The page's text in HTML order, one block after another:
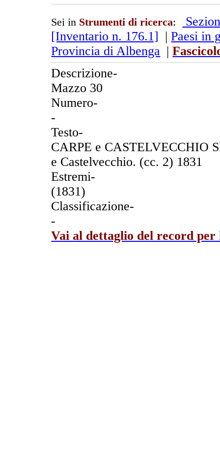
Sei in Strumenti di ricerca:
[Inventario n. 176.1] |Paesi in
Provincia di Albenga |
Descrizione-
Mazzo 30
Numero-
-
Testo-
CARPE e CASTELVECCHIO
e Castelvecchio. (cc. 2) 1831
Estremi-
(1831)
Classificazione-
-
Vai al dettaglio del record per